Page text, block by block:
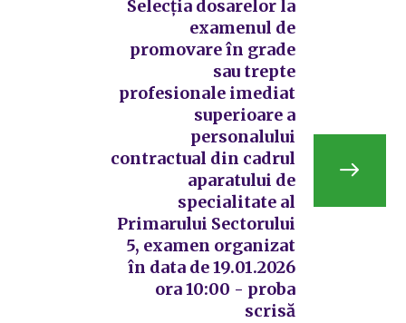
Selecția dosarelor la
examenul de
promovare în grade
sau trepte
profesionale imediat
superioare a
personalului
contractual din cadrul
aparatului de
specialitate al
Primarului Sectorului
5, examen organizat
în data de 19.01.2026
ora 10:00 - proba
scrisă